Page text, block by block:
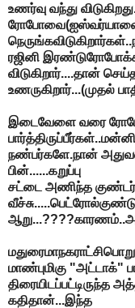
உணர்வு வந்து
ரோபோவை(ஐஸ்வர்யாவை
ரஜினி
விடுகிறார்....தான்
உணருகிறார்...(முதல்
இடைவேளை வரை
நண்பர்களே.நான்
பின்......கறுப்பு
சட்டை அணிந்த
மாண்புமிகு "அட்டாக்"
திரையிடப்பட்டிருந்த
கதிதான்...இந்த